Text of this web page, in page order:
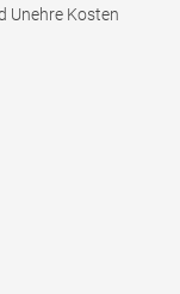
Unehre Kosten